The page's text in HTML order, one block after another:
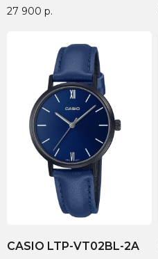
27 900 р.
CASIO LTP-VT02BL-2A